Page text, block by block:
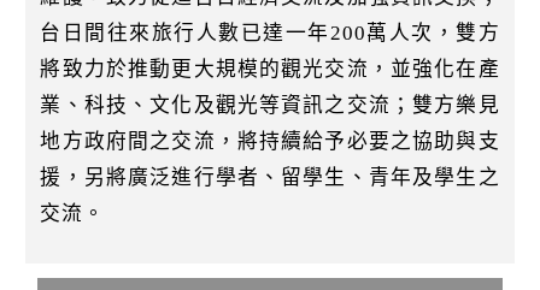
台日間往來旅行人數已達一年200萬人次，雙方
將致力於推動更大規模的觀光交流，並強化在產
業、科技、文化及觀光等資訊之交流；雙方樂見
地方政府間之交流，將持續給予必要之協助與支
援，另將廣泛進行學者、留學生、青年及學生之
交流。